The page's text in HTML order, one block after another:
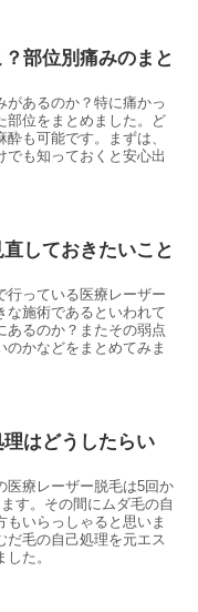
部位別痛みのまと
があるのか？特に痛かっ
部位をまとめました。ど
も可能です。まずは、
でも知っておくと安心出
しておきたいこと
行っている医療レーザー
な施術であるといわれて
あるのか？またその弱点
のかなどをまとめてみま
はどうしたらい
医療レーザー脱毛は5回か
す。その間にムダ毛の自
いらっしゃると思いま
だ毛の自己処理を元エス
た。